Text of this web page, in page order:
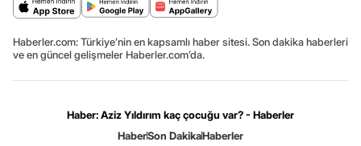
Haberler.com: Türkiye’nin en kapsamlı haber sitesi. Son dakika haberleri
ve en güncel gelişmeler Haberler.com’da.
Haber: Aziz Yıldırım kaç çocuğu var? - Haberler
HaberSon DakikaHaberler